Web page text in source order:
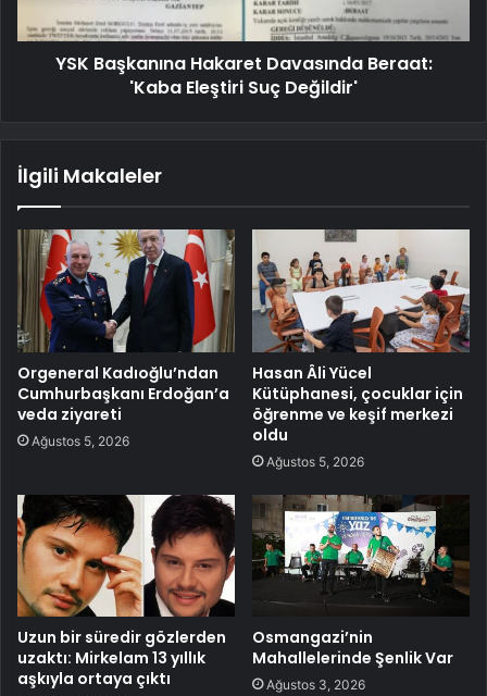
YSK Başkanına Hakaret Davasında Beraat:
'Kaba Eleştiri Suç Değildir'
İlgili Makaleler
Orgeneral Kadıoğlu’ndan
Cumhurbaşkanı Erdoğan’a
veda ziyareti
Ağustos 5, 2026
Hasan Âli Yücel
Kütüphanesi, çocuklar için
öğrenme ve keşif merkezi
oldu
Ağustos 5, 2026
Uzun bir süredir gözlerden
uzaktı: Mirkelam 13 yıllık
aşkıyla ortaya çıktı
Osmangazi’nin
Mahallelerinde Şenlik Var
Ağustos 3, 2026